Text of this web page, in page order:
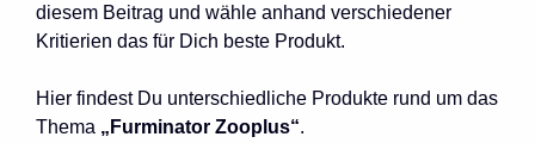
diesem Beitrag und wähle anhand verschiedener
Kritierien das für Dich beste Produkt.
Hier findest Du unterschiedliche Produkte rund um das
Thema „Furminator Zooplus“.